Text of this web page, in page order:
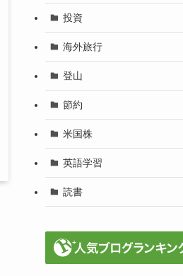
投資
海外旅行
登山
節約
米国株
英語学習
読書